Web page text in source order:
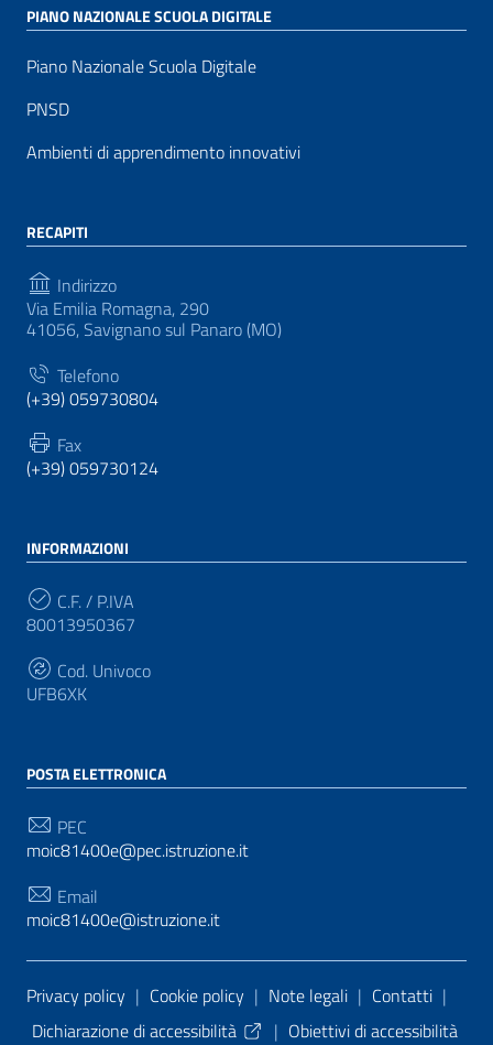
PIANO NAZIONALE SCUOLA DIGITALE
Piano Nazionale Scuola Digitale
PNSD
Ambienti di apprendimento innovativi
RECAPITI
Indirizzo
Via Emilia Romagna, 290
41056, Savignano sul Panaro (MO)
Telefono
(+39) 059730804
Fax
(+39) 059730124
INFORMAZIONI
C.F. / P.IVA
80013950367
Cod. Univoco
UFB6XK
POSTA ELETTRONICA
PEC
moic81400e@pec.istruzione.it
Email
moic81400e@istruzione.it
Sezione Link Utili
Privacy policy | Cookie policy | Note legali | Contatti |
Dichiarazione di accessibilità
| Obiettivi di accessibilità